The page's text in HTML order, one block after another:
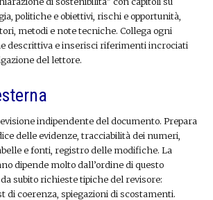
politiche e obiettivi, rischi e opportunità,
metodi e note tecniche. Collega ogni
descrittiva e inserisci riferimenti incrociati
del lettore.
indipendente del documento. Prepara
delle evidenze, tracciabilità dei numeri,
e fonti, registro delle modifiche. La
dipende molto dall’ordine di questo
subito richieste tipiche del revisore:
di coerenza, spiegazioni di scostamenti.